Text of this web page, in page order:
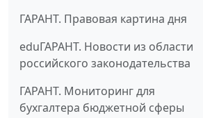
ГАРАНТ. Правовая картина дня
eduГАРАНТ. Новости из области
российского законодательства
ГАРАНТ. Мониторинг для
бухгалтера бюджетной сферы